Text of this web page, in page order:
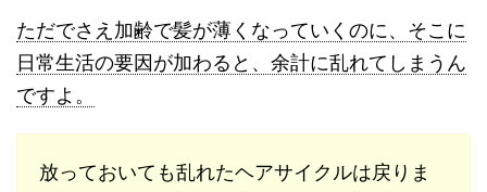
ただでさえ加齢で髪が薄くなっていくのに、そこに
日常生活の要因が加わると、余計に乱れてしまうん
ですよ。
放っておいても乱れたヘアサイクルは戻りま